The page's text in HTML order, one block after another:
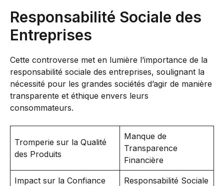
Responsabilité Sociale des
Entreprises
Cette controverse met en lumière l’importance de la
responsabilité sociale des entreprises, soulignant la
nécessité pour les grandes sociétés d’agir de manière
transparente et éthique envers leurs
consommateurs.
Tromperie sur la Qualité
des Produits
Manque de
Transparence
Financière
Impact sur la Confiance
Responsabilité Sociale